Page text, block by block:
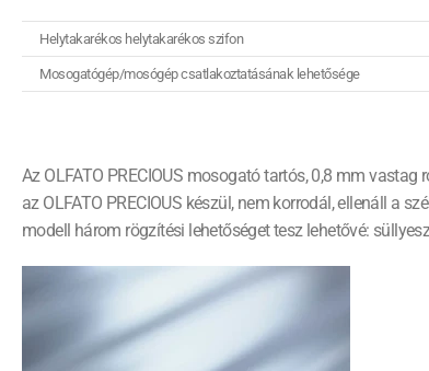
Helytakarékos helytakarékos szifon
Mosogatógép/mosógép csatlakoztatásának lehetősége
Az OLFATO PRECIOUS mosogató tartós, 0,8 mm
az OLFATO PRECIOUS készül, nem korrodál, ellenáll a
modell három rögzítési lehetőséget tesz lehetővé: